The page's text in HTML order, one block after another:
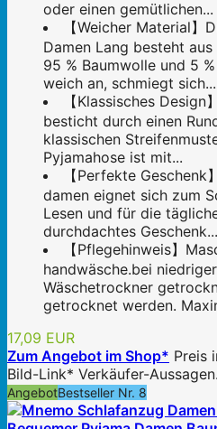
oder einen gemütlichen...
【Weicher Material】
Damen Lang besteht
95 % Baumwolle und 5
weich an, schmiegt sich...
【Klassisches
besticht durch einen
klassischen
Pyjamahose ist mit...
【Perfekte
damen eignet sich zum
Lesen und für die
durchdachtes Geschenk...
【Pflegehinweis】
handwäsche.bei
Wäschetrockner
getrocknet werden.
17,09 EUR
Zum Angebot im Shop* Preis
Bild-Link* Verkäufer-
AngebotBestseller Nr. 8